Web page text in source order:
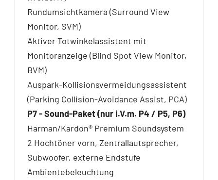
Rundumsichtkamera (Surround View
Monitor, SVM)
Aktiver Totwinkelassistent mit
Monitoranzeige (Blind Spot View Monitor,
BVM)
Auspark-Kollisionsvermeidungsassistent
(Parking Collision-Avoidance Assist, PCA)
P7 - Sound-Paket (nur i.V.m. P4 / P5, P6)
Harman/Kardon® Premium Soundsystem
2 Hochtöner vorn, Zentrallautsprecher,
Subwoofer, externe Endstufe
Ambientebeleuchtung